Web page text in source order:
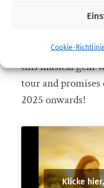
Cookie-
The first concerts
this musical gem
tour and
2025 onwards!
Klicke